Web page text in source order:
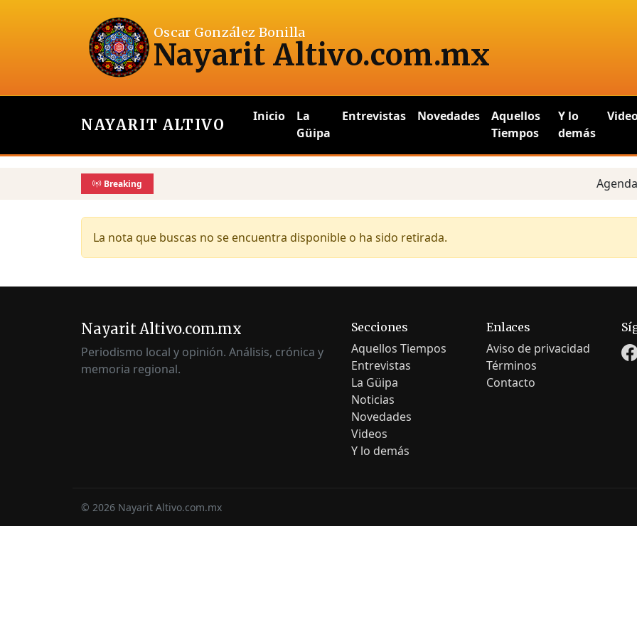
Oscar González Bonilla
Nayarit Altivo.com.mx
NAYARIT ALTIVO Inicio
La
Güipa
Entrevistas Novedades
Aquellos
Tiempos
Y lo
demás
Breaking
La nota que buscas no se encuentra disponible o ha sido retirada.
Nayarit Altivo.com.mx
Periodismo local y opinión. Análisis, crónica y
memoria regional.
Secciones
Aquellos Tiempos
Entrevistas
La Güipa
Noticias
Novedades
Videos
Y lo demás
Enlaces
Aviso de privacidad
Términos
Contacto
© 2026 Nayarit Altivo.com.mx